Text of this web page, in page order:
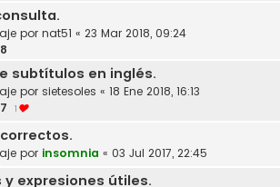
por nat51 « 23 Mar 2018, 09:24
8
subtítulos en inglés.
por sietesoles « 18 Ene 2018, 16:13
7 1
por insomnia « 03 Jul 2017, 22:45
y expresiones útiles.